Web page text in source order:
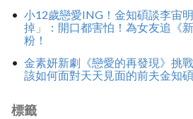
小12歲戀愛ING！金知碩談李宙
掉」：開口都害怕！為女友追《
粉！
金素妍新劇《戀愛的再發現》挑
該如何面對天天見面的前夫金知碩
標籤